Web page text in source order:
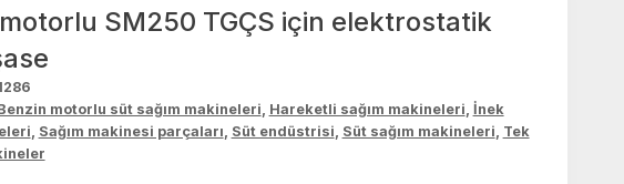
SM250 TGÇS için elektrostatik
motorlu süt sağım makineleri, Hareketli sağım makineleri, İnek
, Sağım makinesi parçaları, Süt endüstrisi, Süt sağım makineleri, Tek